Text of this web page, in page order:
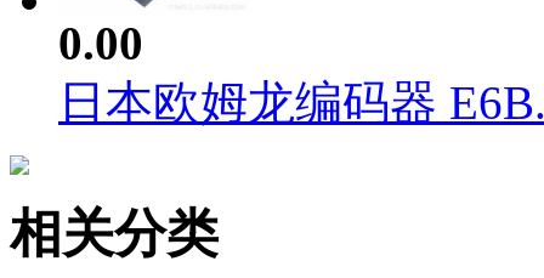
0.00
日本欧姆龙编码器
相关分类